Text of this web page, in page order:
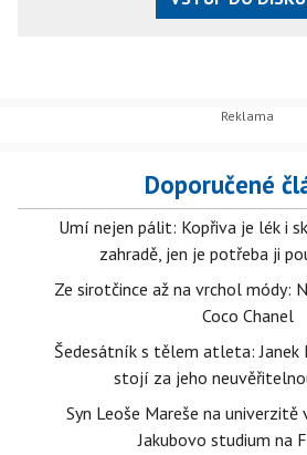
Doporučené
Umí nejen pálit: Kopřiva je lék i
zahradě, jen je potřeba ji
Ze sirotčince až na vrchol módy:
Coco Chanel
Šedesátník s tělem atleta: Janek
stojí za jeho
Syn Leoše Mareše na univerzitě
Jakubovo studium na